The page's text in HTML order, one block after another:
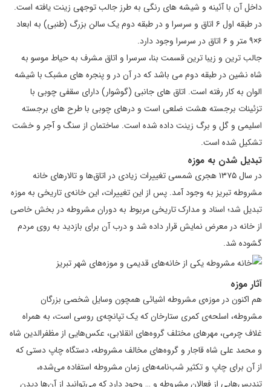
داخل آن با آئینه و شیشه‌ های رنگی به طرز جالب توجهی زینت یافته است.
در طبقه اول ۶ اتاق و سرسرا و در طبقه دوم یک سالن بزرگ (طنبی) به ابعاد
۶×۹ متر و ۶ اتاق در سرسرا وجود دارد.
جالب ترین و زیبا ترین قسمت بنا، سرسرا و اتاق مشرف به حیاط موسو به
شاه نشین در طبقه دوم می باشد که در آن در و پنجره‌ های مشبک با شیشه
الوان به کار رفته است. اتاق های جانبی (گوشوار) دارای سقفی چوبی با
تزئینات برجسته‌ هشت ضلعی است و درهای چوبی با طرح های برجسته
اسلیمی و گل و برگ زینت داده شده است. ساختمان از سنگ و آجر و خشت
تشکیل شده است.
تبدیل شدن به موزه
در سال ۱۳۷۵ هجری شمسی تغییرات زیادی در اتاق‌ها و تالارهای خانه
مشروطه تبریز به وجود آمد. پس از این تغییرات، این خانه‌ی تاریخی به موزه
تبدیل شد؛ اسناد و مدارک تاریخی مربوط به دوران مشروطه در بخش خاصی
از خانه در معرض نمایش قرار داده شد و درب آن برای بازدید به روی مردم
گشوده شد.
آثار موزه
هم اکنون در موزه‌ی مشروطه اشیائی همچون وسایل شخصی بزرگان
مشروطه، اسلحه‌ی کمری ستارخان که یک تپانچه‌ی روسی است، به همراه
غلاف چرمی، مهرهای مختلف گروه‌های انقلابی، عکس‌هایی از مظفرالدین شاه
و محمد علی شاه قاجار و گروه‌های مخالف مشروطه، دستگاه چاپ دستی که
از آن برای چاپ و تکثیر شب‌نامه‌های زمان مشروطه استفاده می‌شده،
تندیس‌هایی از فعالان مشروطه و … وجود دارد که می‌توانید از آن‌ها دیدن